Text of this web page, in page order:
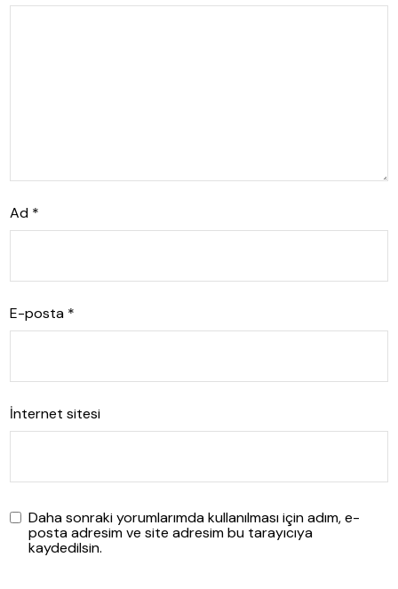
Ad *
E-posta *
İnternet sitesi
Daha sonraki yorumlarımda kullanılması için adım, e-
posta adresim ve site adresim bu tarayıcıya
kaydedilsin.